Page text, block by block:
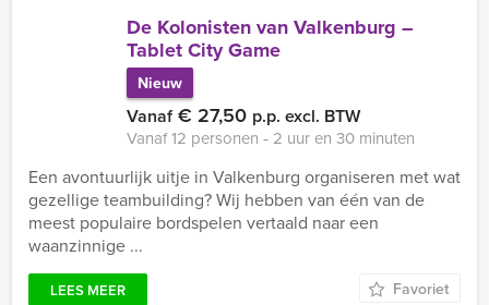
De Kolonisten van Valkenburg –
Tablet City Game
Nieuw
Vanaf€ 27,50 p.p. excl. BTW
Vanaf 12 personen ‐ 2 uur en 30 minuten
Een avontuurlijk uitje in Valkenburg organiseren met wat
gezellige teambuilding? Wij hebben van één van de
meest populaire bordspelen vertaald naar een
waanzinnige ...
LEES MEER Favoriet